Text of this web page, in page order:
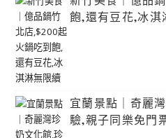
飽,還有豆花,冰淇
宜蘭景點｜奇麗
驗,親子同樂免門